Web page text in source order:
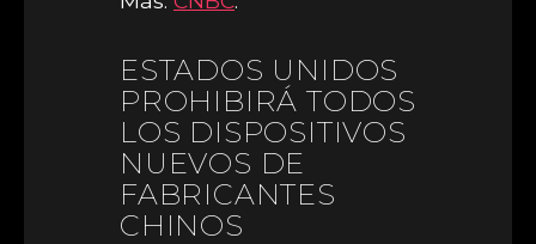
ESTADOS UNIDOS
PROHIBIRÁ TODOS
LOS DISPOSITIVOS
NUEVOS DE
FABRICANTES
CHINOS